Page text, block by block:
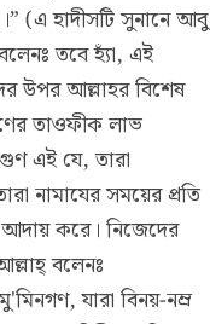
(এ হাদীসটি সুনানে আবু
তবে হ্যাঁ, এই
উপর আল্লাহর বিশেষ
তাওফীক লাভ
এই যে, তারা
নামাযের সময়ের প্রতি
আদায় করে। নিজেদের
বলেনঃ
যারা বিনয়-নম্র